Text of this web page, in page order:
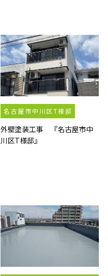
名古屋市中川区T様邸
外壁塗装工事 『名古屋市中
川区T様邸』